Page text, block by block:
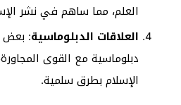
العلم، مما ساهم في نشر
العلاقات الدبلوماسية: بعض
دبلوماسية مع القوى
الإسلام بطرق سلمية.